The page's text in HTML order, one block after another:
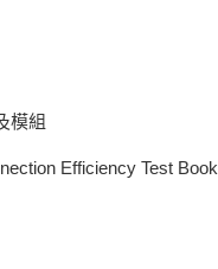
模組
Efficiency Test Book